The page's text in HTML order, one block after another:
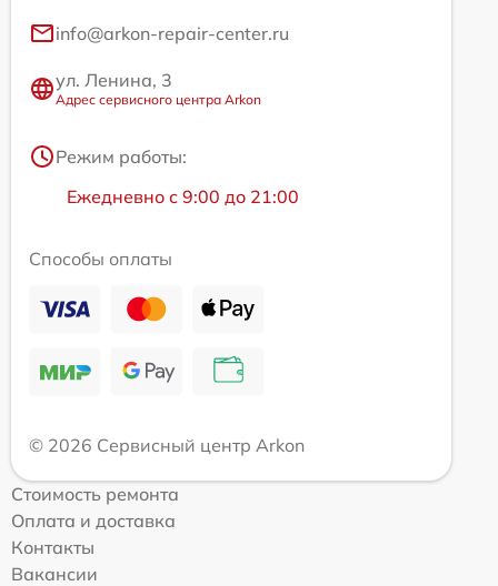
info@arkon-repair-center.ru
ул. Ленина, 3
Адрес сервисного центра Arkon
Режим работы:
Ежедневно с 9:00 до 21:00
Способы оплаты
© 2026 Сервисный центр Arkon
Стоимость ремонта
Оплата и доставка
Контакты
Вакансии